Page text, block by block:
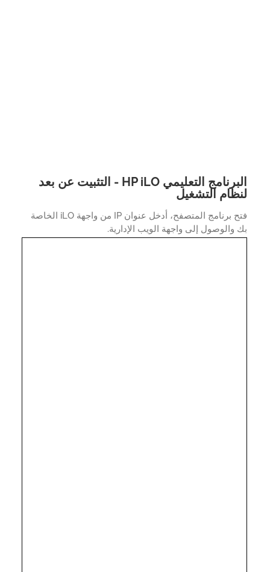
البرنامج التعليمي HP iLO - التثبيت عن بعد
التشغيل
فتح برنامج المتصفح، أدخل عنوان IP من واجهة iLO الخاصة
والوصول إلى واجهة الويب الإدارية.